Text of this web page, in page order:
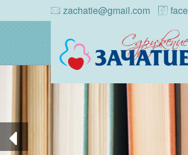
zachatie@gmail.com